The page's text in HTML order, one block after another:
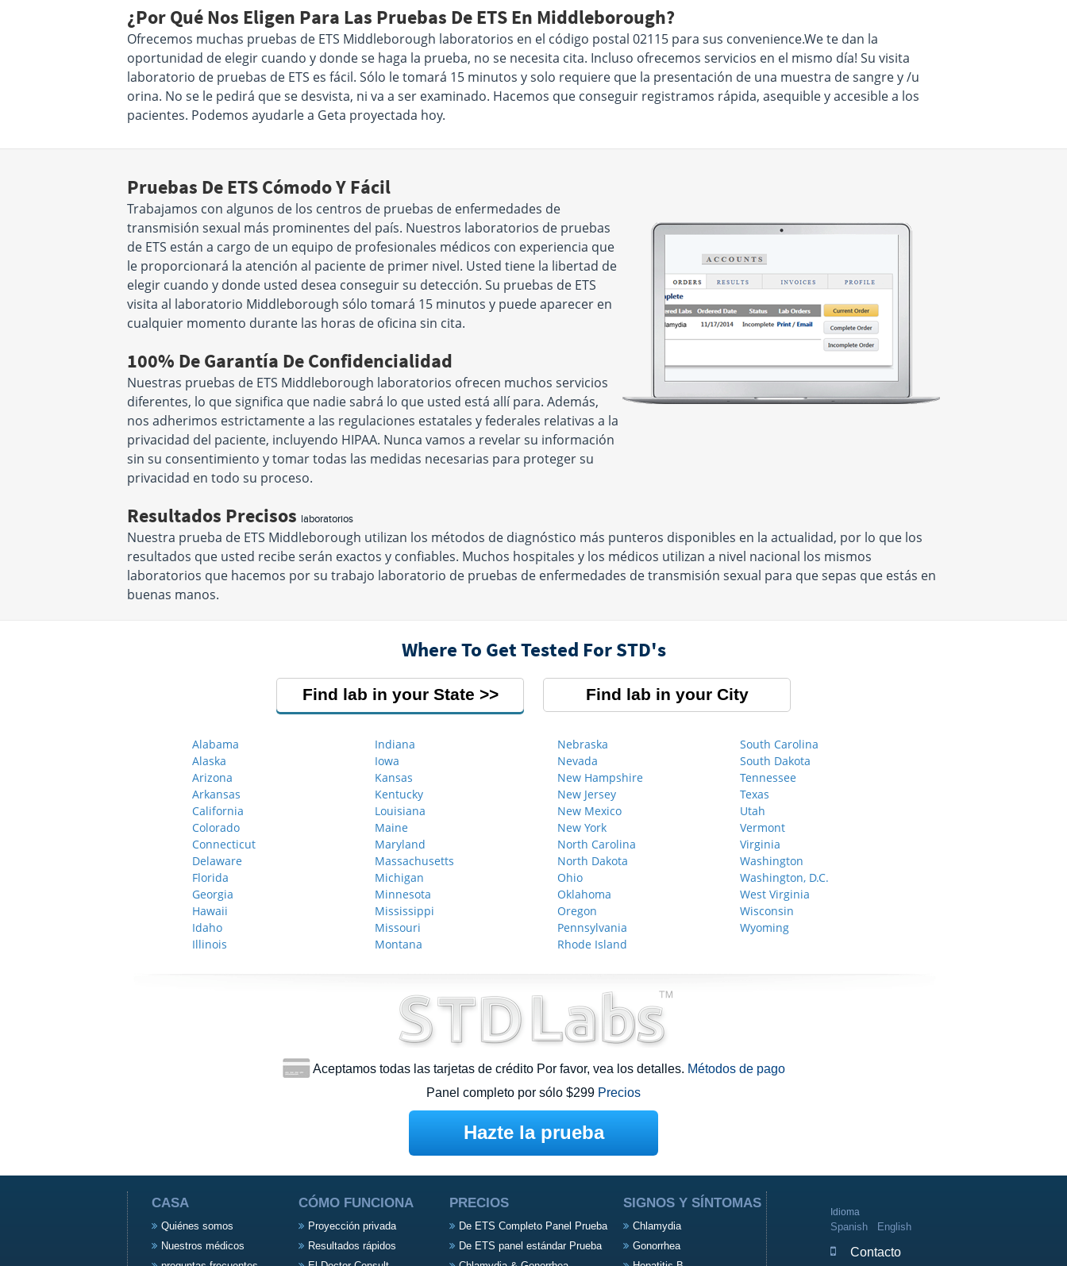
¿Por Qué Nos Eligen Para Las Pruebas De ETS En Middleborough?
Ofrecemos muchas pruebas de ETS Middleborough laboratorios en el código postal 02115 para sus convenience.We te dan la
oportunidad de elegir cuando y donde se haga la prueba, no se necesita cita. Incluso ofrecemos servicios en el mismo día! Su visita
laboratorio de pruebas de ETS es fácil. Sólo le tomará 15 minutos y solo requiere que la presentación de una muestra de sangre y /u
orina. No se le pedirá que se desvista, ni va a ser examinado. Hacemos que conseguir registramos rápida, asequible y accesible a los
pacientes. Podemos ayudarle a Geta proyectada hoy.
Pruebas De ETS Cómodo Y Fácil
Trabajamos con algunos de los centros de pruebas de enfermedades de
transmisión sexual más prominentes del país. Nuestros laboratorios de pruebas
de ETS están a cargo de un equipo de profesionales médicos con experiencia que
le proporcionará la atención al paciente de primer nivel. Usted tiene la libertad de
elegir cuando y donde usted desea conseguir su detección. Su pruebas de ETS
visita al laboratorio Middleborough sólo tomará 15 minutos y puede aparecer en
cualquier momento durante las horas de oficina sin cita.
100% De Garantía De Confidencialidad
Nuestras pruebas de ETS Middleborough laboratorios ofrecen muchos servicios
diferentes, lo que significa que nadie sabrá lo que usted está allí para. Además,
nos adherimos estrictamente a las regulaciones estatales y federales relativas a la
privacidad del paciente, incluyendo HIPAA. Nunca vamos a revelar su información
sin su consentimiento y tomar todas las medidas necesarias para proteger su
privacidad en todo su proceso.
Resultados Precisos laboratorios
Nuestra prueba de ETS Middleborough utilizan los métodos de diagnóstico más punteros disponibles en la actualidad, por lo que los
resultados que usted recibe serán exactos y confiables. Muchos hospitales y los médicos utilizan a nivel nacional los mismos
laboratorios que hacemos por su trabajo laboratorio de pruebas de enfermedades de transmisión sexual para que sepas que estás en
buenas manos.
Where To Get Tested For STD's
Find lab in your State Find lab in your City
Alabama
Alaska
Arizona
Arkansas
California
Colorado
Connecticut
Delaware
Florida
Georgia
Hawaii
Idaho
Illinois
Indiana
Iowa
Kansas
Kentucky
Louisiana
Maine
Maryland
Massachusetts
Michigan
Minnesota
Mississippi
Missouri
Montana
Nebraska
Nevada
New Hampshire
New Jersey
New Mexico
New York
North Carolina
North Dakota
Ohio
Oklahoma
Oregon
Pennsylvania
Rhode Island
South Carolina
South Dakota
Tennessee
Texas
Utah
Vermont
Virginia
Washington
Washington, D.C.
West Virginia
Wisconsin
Wyoming
Aceptamos todas las tarjetas de crédito Por favor, vea los detalles. Métodos de pago
Panel completo por sólo $299 Precios
Hazte la prueba
CASA
Quiénes somos
Nuestros médicos
CÓMO FUNCIONA
Proyección privada
Resultados rápidos
PRECIOS
De ETS Completo Panel Prueba
De ETS panel estándar Prueba
SIGNOS Y SÍNTOMAS
Chlamydia
Gonorrhea
Idioma
Spanish English
Contacto